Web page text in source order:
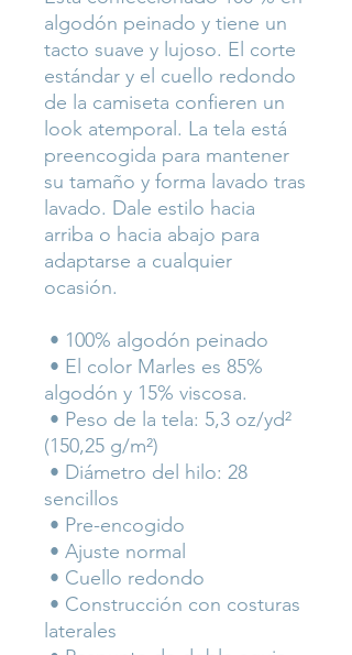
algodón peinado y tiene un
tacto suave y lujoso. El corte
estándar y el cuello redondo
de la camiseta confieren un
look atemporal. La tela está
preencogida para mantener
su tamaño y forma lavado tras
lavado. Dale estilo hacia
arriba o hacia abajo para
adaptarse a cualquier
ocasión.
• 100% algodón peinado
algodón y 15% viscosa.
(150,25 g/m²)
sencillos
• Pre-encogido
• Ajuste normal
• Cuello redondo
laterales